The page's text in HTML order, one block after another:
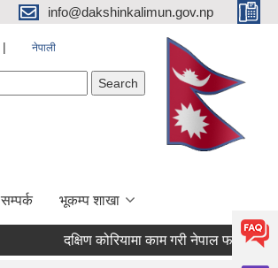
info@dakshinkalimun.gov.np
नेपाली
सम्पर्क भूकम्प शाखा
दक्षिण कोरियामा काम गरी नेपाल फर्किएका